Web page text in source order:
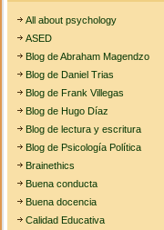
All about psychology
ASED
Blog de Abraham Magendzo
Blog de Daniel Trias
Blog de Frank Villegas
Blog de Hugo Díaz
Blog de lectura y escritura
Blog de Psicología Política
Brainethics
Buena conducta
Buena docencia
Calidad Educativa